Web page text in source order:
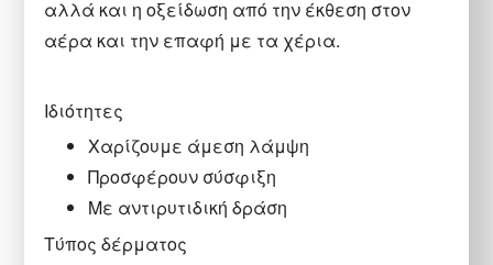
αλλά και η οξείδωση από την έκθεση στον
αέρα και την επαφή με τα χέρια.
Ιδιότητες
Χαρίζουμε άμεση λάμψη
Προσφέρουν σύσφιξη
Με αντιρυτιδική δράση
Τύπος δέρματος